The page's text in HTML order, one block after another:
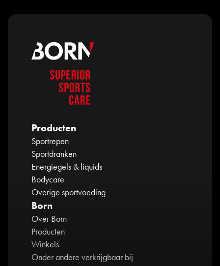
Producten
Sportrepen
Sportdranken
Energiegels & liquids
Bodycare
Overige sportvoeding
Born
Over Born
Producten
Winkels
Onder andere verkrijgbaar bij